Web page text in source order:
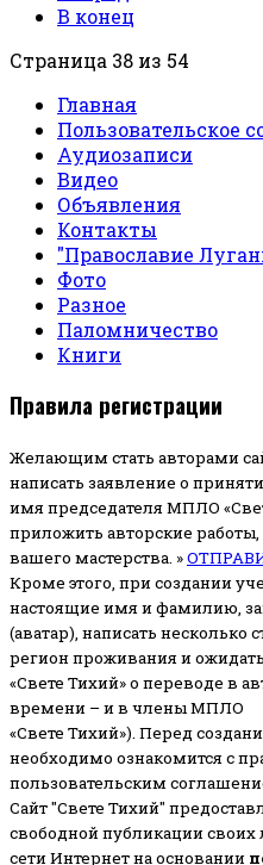
В конец
Страница 38 из 54
Главная
Пользовательское
Аудиозаписи
Видео
Объявления
Контакты
"Православие
Фото
Разное
Паломничество
Книги
Правила регистрации
Желающим стать авторами
написать заявление о
имя председателя МПЛО
приложить авторские
вашего мастерства. »
Кроме этого, при создании
настоящие имя и фамилию,
(аватар), написать несколько
регион проживания и
«Свете Тихий» о переводе в
времени – и в члены МПЛО
«Свете Тихий»). Перед
необходимо ознакомится с
пользовательским
Сайт "Свете Тихий"
свободной публикации
сети Интернет на основании